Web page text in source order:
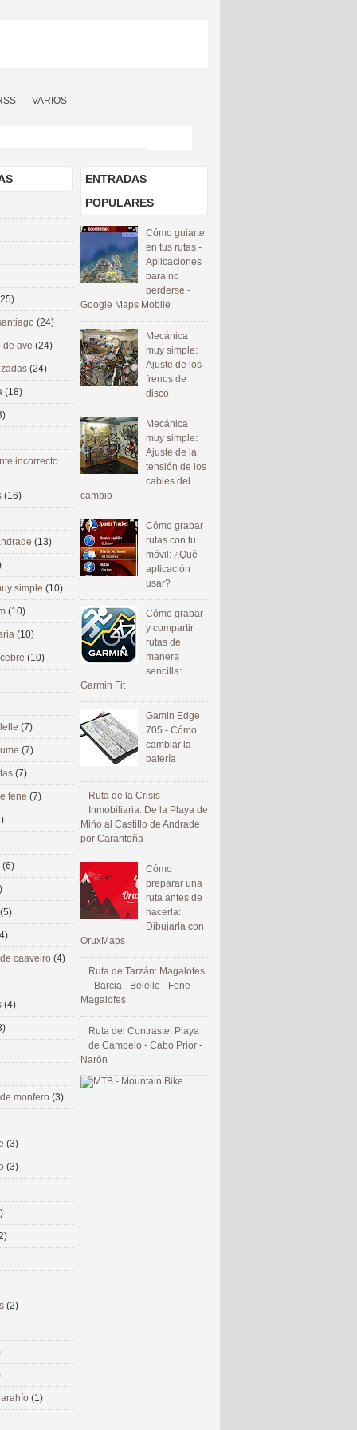
VARIOS
ENTRADAS
POPULARES
Cómo guiarte
en tus rutas -
Aplicaciones
para no
perderse -
Google Maps Mobile
Mecánica
muy simple:
Ajuste de los
frenos de
disco
Mecánica
muy simple:
Ajuste de la
tensión de los
cables del
cambio
Cómo grabar
rutas con tu
móvil: ¿Qué
aplicación
usar?
Cómo grabar
y compartir
rutas de
manera
sencilla:
Garmin Fit
Gamin Edge
705 - Cómo
cambiar la
batería
Ruta de la Crisis
Inmobiliaria: De la Playa de
Miño al Castillo de Andrade
por Carantoña
Cómo
preparar una
ruta antes de
hacerla:
Dibujarla con
OruxMaps
Ruta de Tarzán: Magalofes
- Barcia - Belelle - Fene -
Magalofes
Ruta del Contraste: Playa
de Campelo - Cabo Prior -
Narón
(24)
de ave (24)
(24)
(18)
incorrecto
(16)
(13)
simple (10)
(10)
(10)
(10)
(7)
(7)
(7)
fene (7)
(6)
(5)
caaveiro (4)
(4)
monfero (3)
(3)
(3)
(2)
(1)